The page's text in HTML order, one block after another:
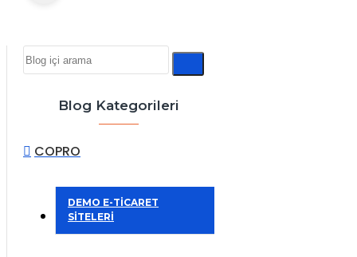
Blog Kategorileri
COPRO
DEMO E-TİCARET
SİTELERİ